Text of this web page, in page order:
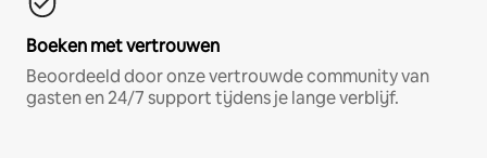
Boeken met vertrouwen
Beoordeeld door onze vertrouwde community van
gasten en 24/7 support tijdens je lange verblijf.